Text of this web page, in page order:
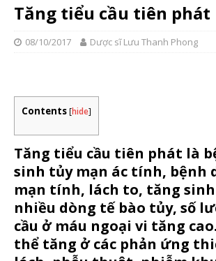
Tăng tiểu cầu tiên phát
08/10/2017 Dược sĩ Lưu Thanh Phong
Contents [hide]
Tăng tiểu cầu tiên phát là
sinh tủy mạn ác tính, bệnh
mạn tính, lách to, tăng
nhiều dòng tế bào tủy, số
cầu ở máu ngoại vi tăng
thể tăng ở các phản ứng